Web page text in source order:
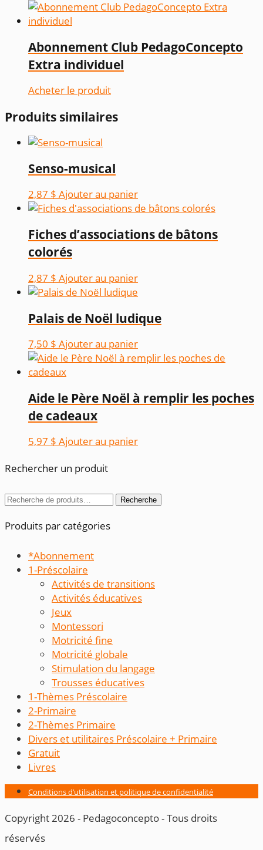
Abonnement Club PedagoConcepto
Extra individuel
Acheter le produit
Produits similaires
Senso-musical
2,87 $ Ajouter au panier
Fiches d’associations de bâtons
colorés
2,87 $ Ajouter au panier
Palais de Noël ludique
7,50 $ Ajouter au panier
Aide le Père Noël à remplir les poches
de cadeaux
5,97 $ Ajouter au panier
Rechercher un produit
Recherche
Recherche
Produits par catégories
*Abonnement
1-Préscolaire
Activités de transitions
Activités éducatives
Jeux
Montessori
Motricité fine
Motricité globale
Stimulation du langage
Trousses éducatives
1-Thèmes Préscolaire
2-Primaire
2-Thèmes Primaire
Divers et utilitaires Préscolaire + Primaire
Gratuit
Livres
Conditions d’utilisation et politique de confidentialité
Copyright 2026 - Pedagoconcepto - Tous droits
réservés